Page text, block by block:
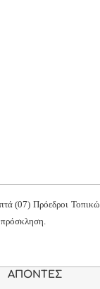
(07) Πρόεδροι
ΑΠΟΝΤΕΣ